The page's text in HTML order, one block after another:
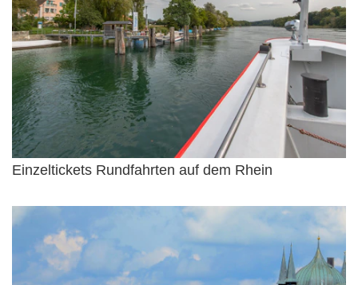
Einzeltickets Rundfahrten auf dem Rhein